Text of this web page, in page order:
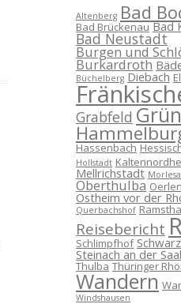
Altenberg Bad
Bad Brückenau Bad
Bad Neustadt
Burgen und
Burkardroth
Büchelberg Diebach
Grabfeld
Hassenbach
Hollstadt
Mellrichstadt
Oberthulba
Ostheim vor der
Querbachshof
Reisebericht
Schlimpfhof
Steinach an der
Thulba Thüringer
Wandern
Windshausen